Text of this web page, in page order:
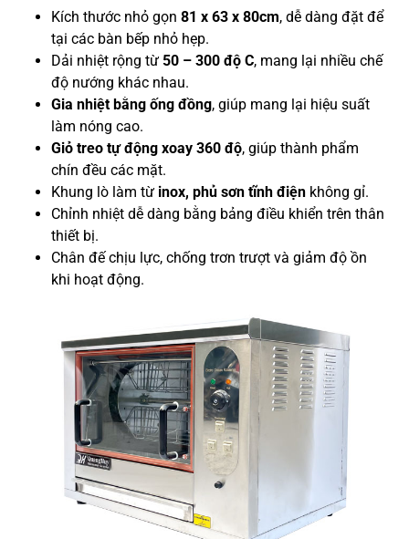
Kích thước nhỏ gọn 81 x 63 x 80cm, dễ dàng đặt để
tại các bàn bếp nhỏ hẹp.
Dải nhiệt rộng từ 50 – 300 độ C, mang lại nhiều chế
độ nướng khác nhau.
Gia nhiệt bằng ống đồng, giúp mang lại hiệu suất
làm nóng cao.
Giỏ treo tự động xoay 360 độ, giúp thành phẩm
chín đều các mặt.
Khung lò làm từ inox, phủ sơn tĩnh điện không gỉ.
Chỉnh nhiệt dễ dàng bằng bảng điều khiển trên thân
thiết bị.
Chân đế chịu lực, chống trơn trượt và giảm độ ồn
khi hoạt động.